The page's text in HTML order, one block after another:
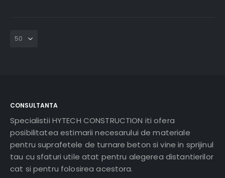
CONSULTANTA
Specialistii HYTECH CONSTRUCTION iti ofera
posibilitatea estimarii necesarului de materiale
pentru suprafetele de turnare beton si vine in sprijinul
tau cu sfaturi utile atat pentru alegerea distantierilor
cat si pentru folosirea acestora.